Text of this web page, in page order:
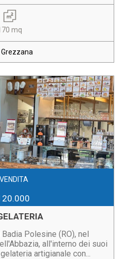
mq
Grezzana
VENDITA
Polesine (RO), nel
all'interno dei suoi
artigianale con...